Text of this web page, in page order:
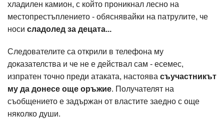
хладилен камион, с който проникнал лесно на
местопрестъплението - обяснявайки на патрулите, че
носи сладолед за децата...
Следователите са открили в телефона му
доказателства и че не е действал сам - есемес,
изпратен точно преди атаката, настоява съучастникът
му да донесе още оръжие. Получателят на
съобщението е задържан от властите заедно с още
няколко души.